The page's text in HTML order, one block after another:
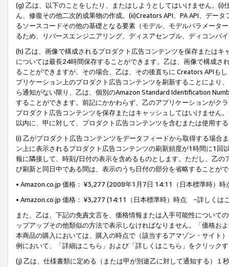
(g) 乙は、以下のことをしたり、またはしようとしてはいけません。
ん、修復その他二次的成果物の作成。(ii)Creators API、PA API、デー
るソースコードその他の基礎となる要素（モデル、モデルパラメータ
るため、リバースエンジニアリング、ディスアセンブル、ディコンパ
(h) 乙は、画像で構成されるプロダクト広告コンテンツを保存または
については最長24時間保存することができます。乙は、画像で構成
ることができますが、その場合、乙は、その後直ちに Creators APIも
プリケーション上のプロダクト広告コンテンツを刷新することにより
ら通知がない限り、乙は、個別のAmazon Standard Identification
することができます。前記にかかわらず、乙のアプリケーションがク
プロダクト広告コンテンツを保存またはキャッシュしてはいけません
以内に、甲に対して、プロダクト広告コンテンツを含むまたは使用す
(i) 乙がプロダクト広告コンテンツをデータフィードから取得する場合
ン上に表示されるプロダクト広告コンテンツの刷新頻度が1時間に1
報に隣接して、時刻/日付の表示を含めるものとします。ただし、乙
び刷新と同日中である間は、表示のうち日付の部分を省略することが
• Amazon.co.jp 価格： ¥3,277 (2008年1月7日 14:11（日本標準時）
• Amazon.co.jp 価格： ¥3,277 (14:11（日本標準時）時点 −詳しくは
また、乙は、下記の免責文言を、価格情報または入手可能性について
ップアップその他類似の方法で表示しなければなりません。「価格
本商品の購入においては、購入の時点で（該当するアマゾン・サイト
例において、「詳細はこちら」および「詳しくはこちら」をクリック
(j) 乙は、仕様書類に定める（または甲が別途乙に対して通知する）